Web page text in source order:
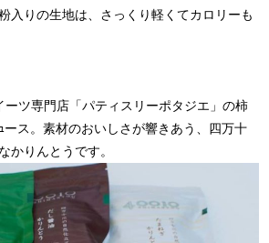
入りの生地は、さっくり軽くてカロリーも
ーツ専門店「パティスリーポタジエ」の柿
ス。素材のおいしさが響きあう、四万十
かりんとうです。